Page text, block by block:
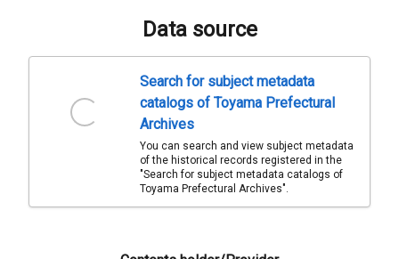
Data source
Search for subject metadata
catalogs of Toyama Prefectural
Archives
You can search and view subject metadata
of the historical records registered in the
"Search for subject metadata catalogs of
Toyama Prefectural Archives".